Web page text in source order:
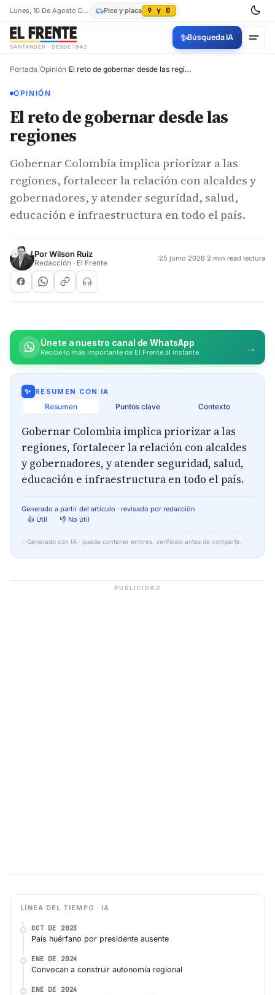
Lunes, 10 De Agosto De 2026 Pico y placa 9 y 0
SANTANDER · DESDE 1942
✨Búsqueda IA
Portada/Opinión/ El reto de gobernar desde las regiones
OPINIÓN
El reto de gobernar desde las
regiones
Gobernar Colombia implica priorizar a las
regiones, fortalecer la relación con alcaldes y
gobernadores, y atender seguridad, salud,
educación e infraestructura en todo el país.
PorWilson Ruiz
Redacción · El Frente 25 junio 2026·2 min read lectura
Únete a nuestro canal de WhatsApp
Recibe lo más importante de El Frente al instante →
✨ RESUMEN CON IA
Resumen Puntos clave Contexto
Gobernar Colombia implica priorizar a las
regiones, fortalecer la relación con alcaldes
y gobernadores, y atender seguridad, salud,
educación e infraestructura en todo el país.
Generado a partir del artículo · revisado por redacción
👍 Útil
👎 No útil
✨ Generado con IA · puede contener errores, verifícalo antes de compartir.
PUBLICIDAD
LÍNEA DEL TIEMPO · IA
OCT DE 2023
País huérfano por presidente ausente
ENE DE 2024
Convocan a construir autonomía regional
ENE DE 2024